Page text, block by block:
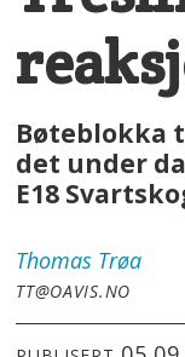
Bøteblokka
det under
E18
Thomas Trøa
TT@OAVIS.NO